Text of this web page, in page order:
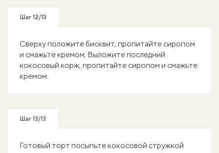
Шаг 12/13
Сверху положите бисквит, пропитайте сиропом
и смажьте кремом. Выложите последний
кокосовый корж, пропитайте сиропом и смажьте
кремом.
Шаг 13/13
Готовый торт посыпьте кокосовой стружкой